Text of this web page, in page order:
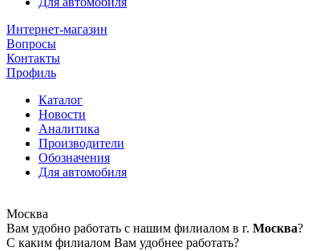
Интернет-магазин
Вопросы
Контакты
Профиль
Каталог
Новости
Аналитика
Производители
Обозначения
Для автомобиля
Москва
Вам удобно работать с нашим филиалом в г. Москва?
С каким филиалом Вам удобнее работать?